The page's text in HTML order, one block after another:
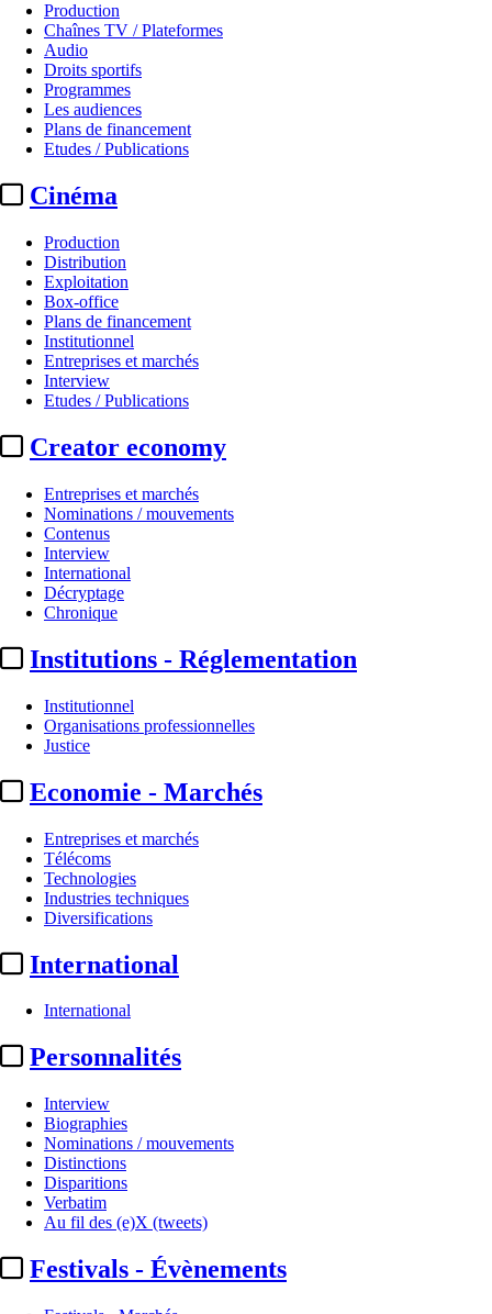
Production
Chaînes TV / Plateformes
Audio
Droits sportifs
Programmes
Les audiences
Plans de financement
Etudes / Publications
Cinéma
Production
Distribution
Exploitation
Box-office
Plans de financement
Institutionnel
Entreprises et marchés
Interview
Etudes / Publications
Creator economy
Entreprises et marchés
Nominations / mouvements
Contenus
Interview
International
Décryptage
Chronique
Institutions - Réglementation
Institutionnel
Organisations professionnelles
Justice
Economie - Marchés
Entreprises et marchés
Télécoms
Technologies
Industries techniques
Diversifications
International
International
Personnalités
Interview
Biographies
Nominations / mouvements
Distinctions
Disparitions
Verbatim
Au fil des (e)X (tweets)
Festivals - Évènements